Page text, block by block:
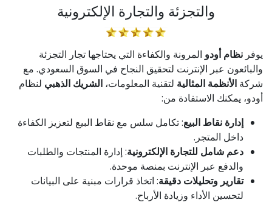
والتجزئة والتجارة الإلكترونية
يوفر نظام أودو المرونة والكفاءة التي يحتاجها تجار التجزئة
والبائعون عبر الإنترنت لتحقيق النجاح في السوق السعودي. مع
شركة الأنظمة المثالية لتقنية المعلومات، الشريك الذهبي لنظام
أودو، يمكنك الاستفادة من:
إدارة نقاط البيع: تكامل سلس مع نقاط البيع لتعزيز الكفاءة
داخل المتجر. ​
دعم شامل للتجارة الإلكترونية: إدارة المنتجات والطلبات
والدفع عبر الإنترنت بمنصة موحدة. ​
تقارير وتحليلات دقيقة: اتخاذ قرارات مبنية على البيانات
لتحسين الأداء وزيادة الأرباح. ​